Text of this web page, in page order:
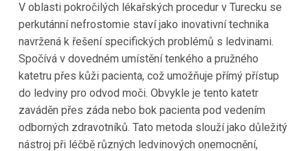
V oblasti pokročilých lékařských procedur v Turecku se
perkutánní nefrostomie staví jako inovativní technika
navržená k řešení specifických problémů s ledvinami.
Spočívá v dovedném umístění tenkého a pružného
katetru přes kůži pacienta, což umožňuje přímý přístup
do ledviny pro odvod moči. Obvykle je tento katetr
zaváděn přes záda nebo bok pacienta pod vedením
odborných zdravotníků. Tato metoda slouží jako důležitý
nástroj při léčbě různých ledvinových onemocnění,